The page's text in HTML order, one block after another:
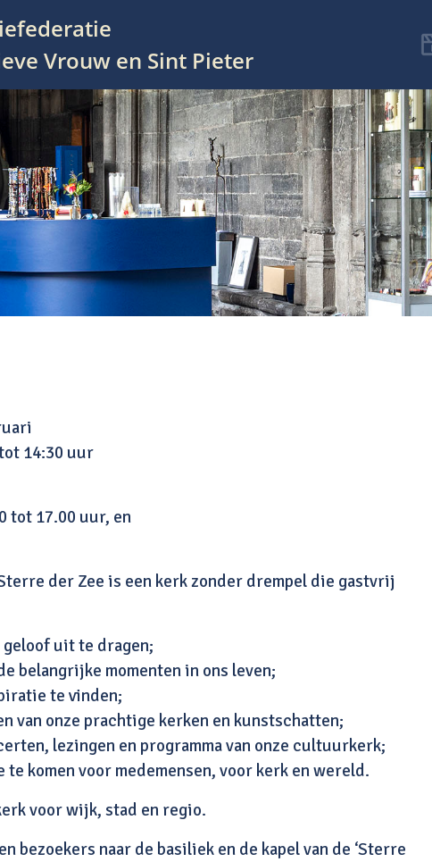
Vrouw en Sint Pieter
14:30 uur
tot 17.00 uur, en
der Zee is een kerk zonder drempel die gastvrij
geloof uit te dragen;
belangrijke momenten in ons leven;
te vinden;
van onze prachtige kerken en kunstschatten;
lezingen en programma van onze cultuurkerk;
te komen voor medemensen, voor kerk en wereld.
voor wijk, stad en regio.
bezoekers naar de basiliek en de kapel van de ‘Sterre